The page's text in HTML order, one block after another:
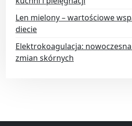
Len mielony – wartościowe
diecie
Elektrokoagulacja:
zmian skórnych